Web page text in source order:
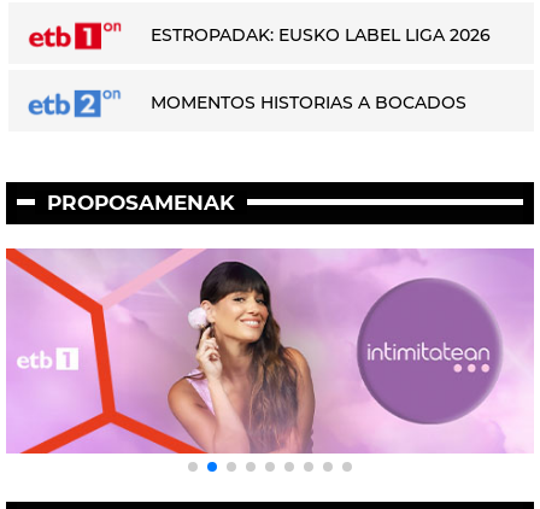
ESTROPADAK: EUSKO LABEL LIGA 2026
MOMENTOS HISTORIAS A BOCADOS
PROPOSAMENAK